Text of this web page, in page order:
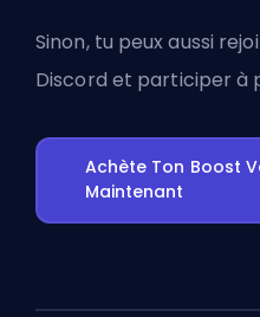
Sinon, tu peux aussi
Discord et participer à
Achète Ton Boost
Maintenant